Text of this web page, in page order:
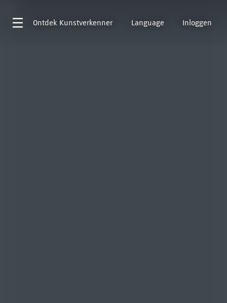
Ontdek Kunstverkenner Language Inloggen